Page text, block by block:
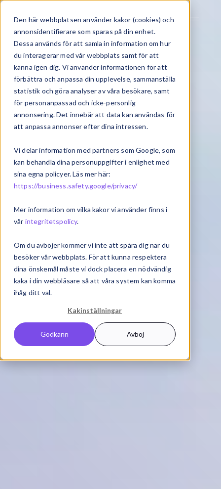
Den här webbplatsen använder kakor (cookies) och
annonsidentifierare som sparas på din enhet.
Dessa används för att samla in information om hur
du interagerar med vår webbplats samt för att
känna igen dig. Vi använder informationen för att
förbättra och anpassa din upplevelse, sammanställa
statistik och göra analyser av våra besökare, samt
för personanpassad och icke-personlig
annonsering. Det innebär att data kan användas för
att anpassa annonser efter dina intressen.
Vi delar information med partners som Google, som
kan behandla dina personuppgifter i enlighet med
sina egna policyer. Läs mer här:
https://business.safety.google/privacy/
Mer information om vilka kakor vi använder finns i
vår integritetspolicy.
Om du avböjer kommer vi inte att spåra dig när du
besöker vår webbplats. För att kunna respektera
dina önskemål måste vi dock placera en nödvändig
kaka i din webbläsare så att våra system kan komma
ihåg ditt val.
Kakinställningar
Godkänn Avböj